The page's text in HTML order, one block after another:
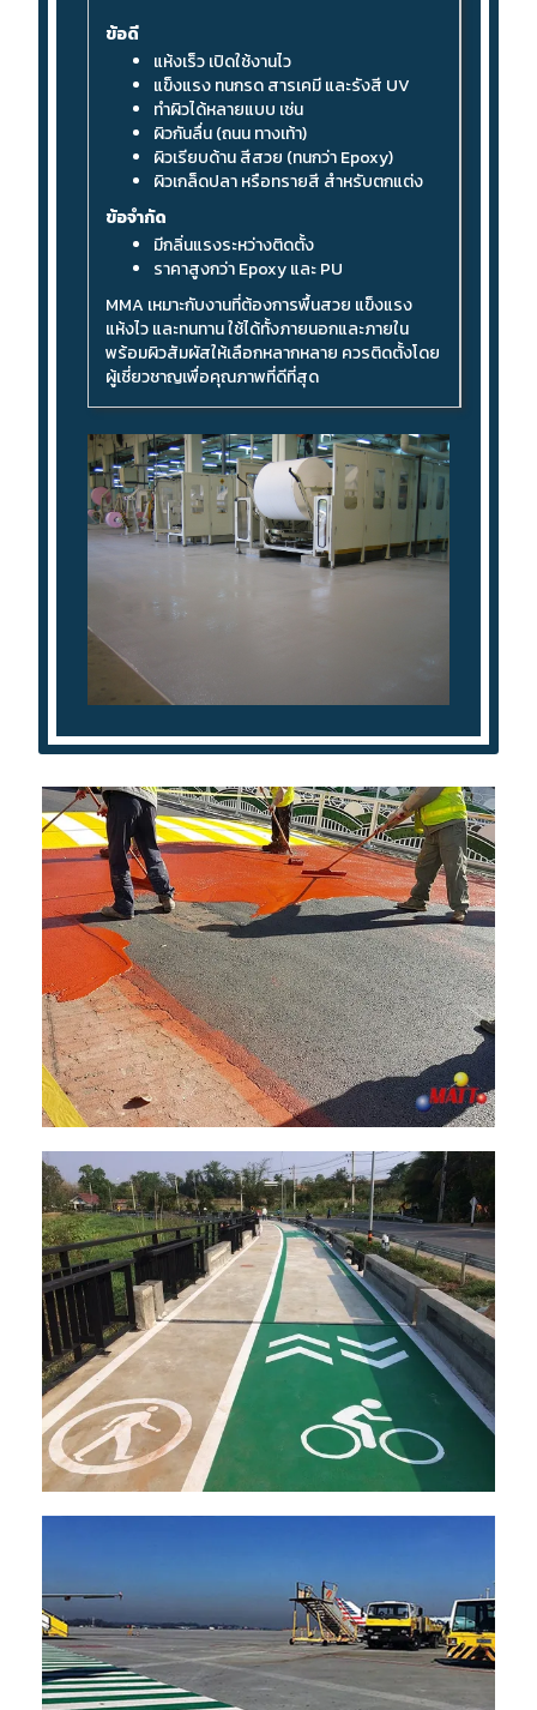
ข้อดี
แห้งเร็ว เปิดใช้งานไว
แข็งแรง ทนกรด สารเคมี และรังสี UV
ทำผิวได้หลายแบบ เช่น
ผิวกันลื่น (ถนน ทางเท้า)
ผิวเรียบด้าน สีสวย (ทนกว่า Epoxy)
ผิวเกล็ดปลา หรือทรายสี สำหรับตกแต่ง
ข้อจำกัด
มีกลิ่นแรงระหว่างติดตั้ง
ราคาสูงกว่า Epoxy และ PU
MMA เหมาะกับงานที่ต้องการพื้นสวย แข็งแรง
แห้งไว และทนทาน ใช้ได้ทั้งภายนอกและภายใน
พร้อมผิวสัมผัสให้เลือกหลากหลาย ควรติดตั้งโดย
ผู้เชี่ยวชาญเพื่อคุณภาพที่ดีที่สุด